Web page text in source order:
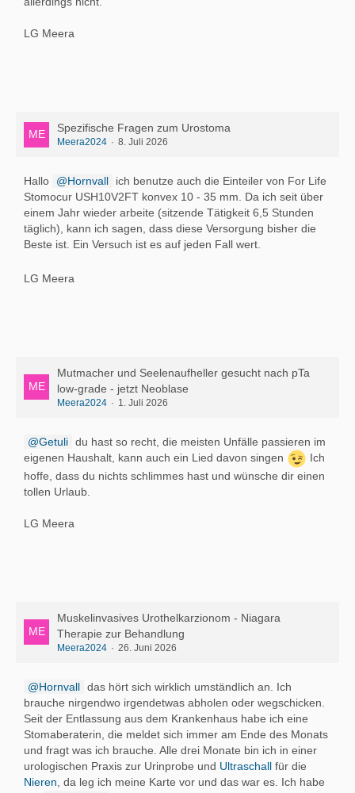
LG Meera
Spezifische Fragen zum Urostoma
Meera2024 8. Juli 2026
Hallo Hornvall
ich benutze auch die Einteiler von For Life
Stomocur USH10V2FT konvex 10 - 35 mm. Da ich seit über
einem Jahr wieder arbeite (sitzende Tätigkeit 6,5 Stunden
täglich), kann ich sagen, dass diese Versorgung bisher die
Beste ist. Ein Versuch ist es auf jeden Fall wert.
LG Meera
Mutmacher und Seelenaufheller gesucht nach pTa
low-grade - jetzt Neoblase
Meera2024 1. Juli 2026
Getuli du hast so recht, die meisten Unfälle passieren im
eigenen Haushalt, kann auch ein Lied davon singen
Ich
hoffe, dass du nichts schlimmes hast und wünsche dir einen
tollen Urlaub.
LG Meera
Muskelinvasives Urothelkarzionom - Niagara
Therapie zur Behandlung
Meera2024 26. Juni 2026
Hornvall das hört sich wirklich umständlich an. Ich
brauche nirgendwo irgendetwas abholen oder wegschicken.
Seit der Entlassung aus dem Krankenhaus habe ich eine
Stomaberaterin, die meldet sich immer am Ende des Monats
und fragt was ich brauche. Alle drei Monate bin ich in einer
urologischen Praxis zur Urinprobe und Ultraschall für die
Nieren , da leg ich meine Karte vor und das war es. Ich habe